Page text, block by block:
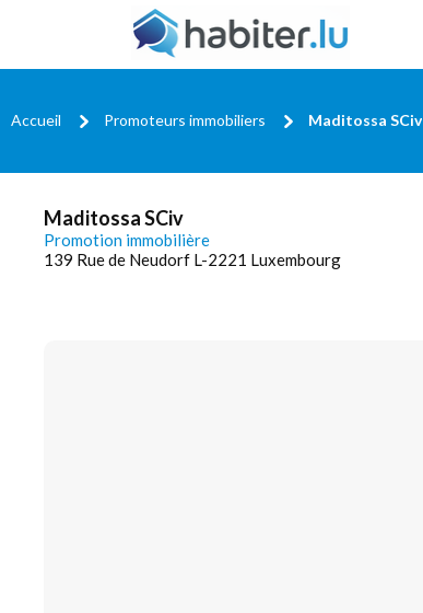
Accueil Promoteurs immobiliers Maditossa SCiv
Maditossa SCiv
Promotion immobilière
139 Rue de Neudorf L-2221 Luxembourg